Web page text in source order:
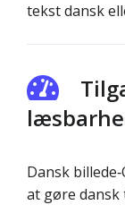
tekst dansk
Dansk
at gøre